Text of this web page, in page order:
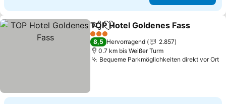
TeilenZu Favoriten hinzufügen
TOP Hotel Goldenes Fass
3 Sterne
8,5 Hervorragend
2.857
0.7 km bis Weißer Turm
Bequeme Parkmöglichkeiten direkt vor Ort